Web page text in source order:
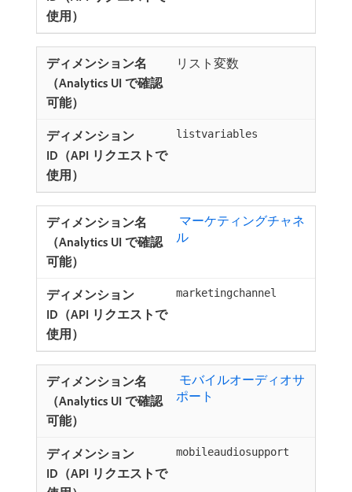
リスト変数
listvariables
​ マーケティングチャネ
ル ​
marketingchannel
​ モバイルオーディオサ
ポート ​
mobileaudiosupport